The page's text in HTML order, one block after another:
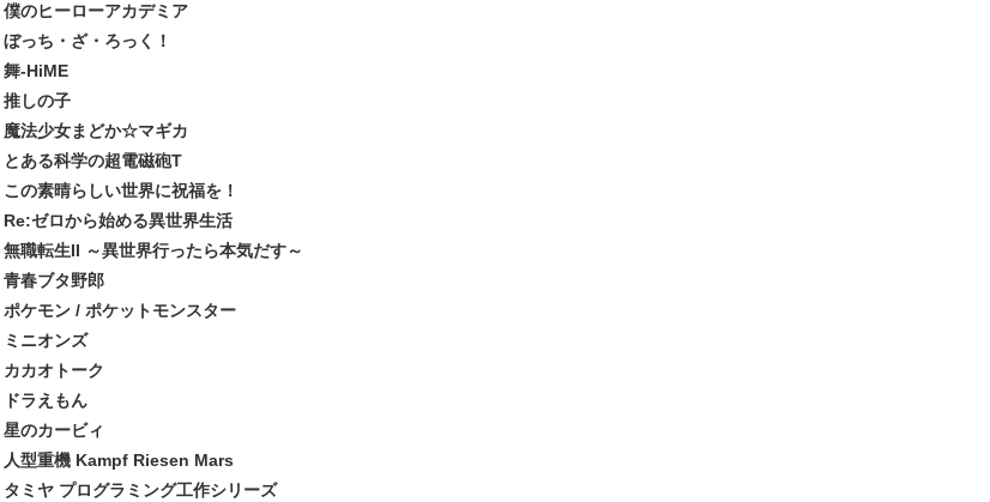
僕のヒーローアカデミア
ぼっち・ざ・ろっく！
舞-HiME
推しの子
魔法少女まどか☆マギカ
とある科学の超電磁砲T
この素晴らしい世界に祝福を！
Re:ゼロから始める異世界生活
無職転生II ～異世界行ったら本気だす～
青春ブタ野郎
ポケモン / ポケットモンスター
ミニオンズ
カカオトーク
ドラえもん
星のカービィ
人型重機 Kampf Riesen Mars
タミヤ プログラミング工作シリーズ